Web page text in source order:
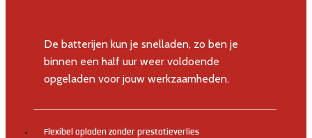
De batterijen kun je snelladen, zo ben je
binnen een half uur weer voldoende
opgeladen voor jouw werkzaamheden.
Flexibel opladen zonder prestatieverlies